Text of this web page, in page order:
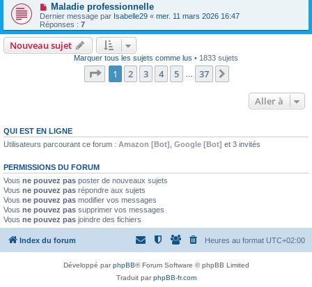
Maladie professionnelle
Dernier message par Isabelle29 « mer. 11 mars 2026 16:47
Réponses : 7
Nouveau sujet
Marquer tous les sujets comme lus • 1833 sujets
Page 1sur37
1 2 3 4 5 37
Aller à
QUI EST EN LIGNE
Utilisateurs parcourant ce forum : Amazon [Bot] Google [Bot] et 3 invités
PERMISSIONS DU FORUM
Vous ne pouvez pas poster de nouveaux sujets
Vous ne pouvez pas répondre aux sujets
Vous ne pouvez pas modifier vos messages
Vous ne pouvez pas supprimer vos messages
Vous ne pouvez pas joindre des fichiers
Index du forum Heures au format UTC+02:00
Développé parphpBB® Forum Software © phpBB Limited
Traduit parphpBB-fr.com